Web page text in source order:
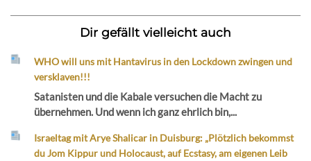
Dir gefällt vielleicht auch
WHO will uns mit Hantavirus in den Lockdown zwingen und
versklaven!!!
Satanisten und die Kabale versuchen die Macht zu
übernehmen. Und wenn ich ganz ehrlich bin,...
Israeltag mit Arye Shalicar in Duisburg: „Plötzlich bekommst
du Jom Kippur und Holocaust, auf Ecstasy, am eigenen Leib